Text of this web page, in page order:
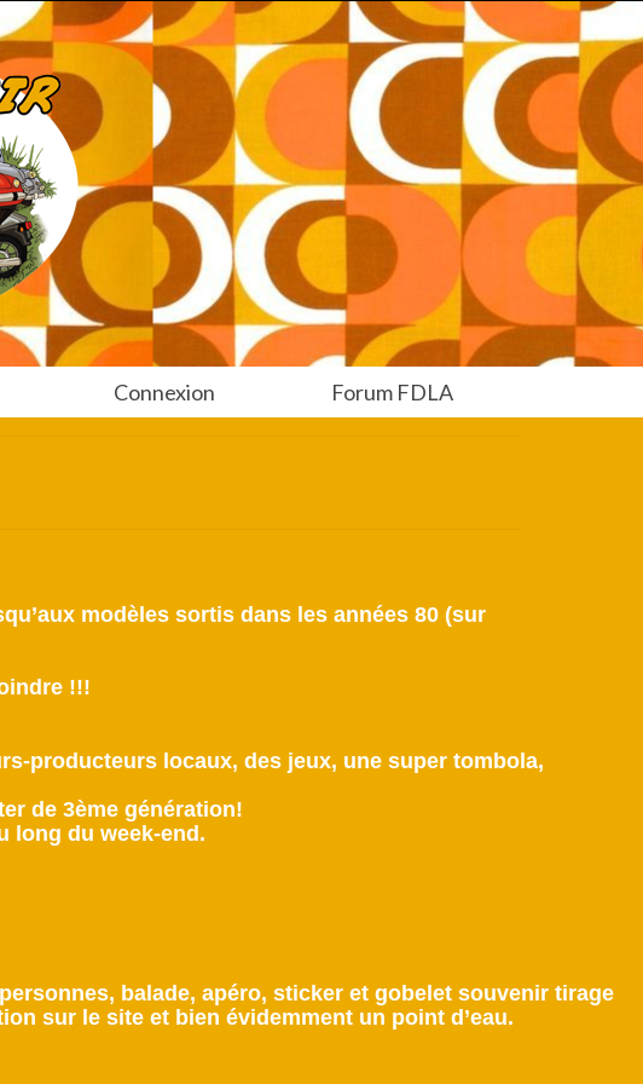
Connexion Forum FDLA
modèles sortis dans les années 80 (sur
!!!
producteurs locaux, des jeux, une super tombola,
de 3ème génération!
long du week-end.
balade, apéro, sticker et gobelet souvenir tirage
sur le site et bien évidemment un point d’eau.